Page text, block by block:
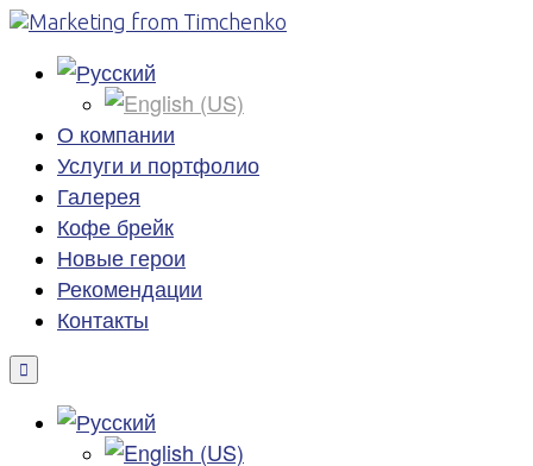
О компании
Услуги и портфолио
Галерея
Кофе брейк
Новые герои
Рекомендации
Контакты